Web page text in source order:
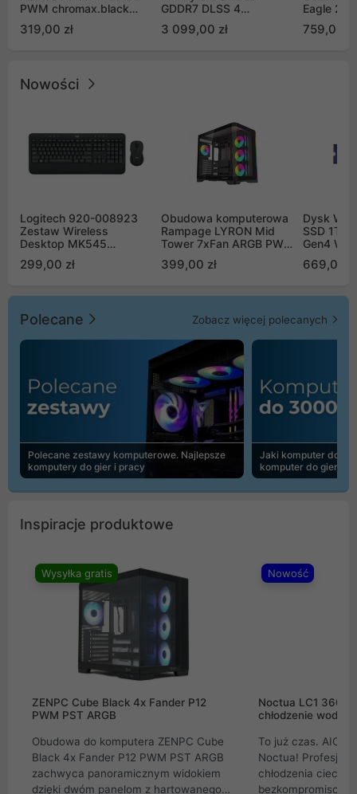
PWM chromax.black
Push Pull (2szt)
319,00 zł
GDDR7 DLSS 4
GB2050S)
3 099,00 zł
Eagle 27"
759,00 zł
Nowości
Logitech 920-008923
Zestaw Wireless
Desktop MK545
299,00 zł
Obudowa komputerowa
Rampage LYRON Mid
Tower 7xFan ARGB PWM
399,00 zł
Dysk WD
SSD 1TB
Gen4
669,00
Polecane Zobacz więcej polecanych
Polecane zestawy komputerowe. Najlepsze
komputery do gier i pracy
Jaki komputer do
komputer do gier |
Inspiracje produktowe
Wysyłka gratis
ZENPC Cube Black 4x Fander P12
PWM PST ARGB
Obudowa do komputera ZENPC Cube
Black 4x Fander P12 PWM PST ARGB
zachwyca panoramicznym widokiem
dzięki dwóm panelom z hartowanego
Nowość
Noctua LC1
chłodzenie wodne
To już czas. AIO
Noctua!
chłodzenia cieczą